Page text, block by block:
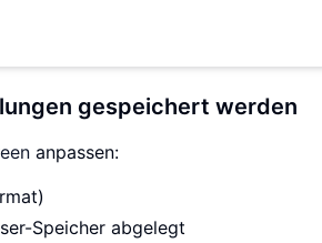
gespeichert werden
anpassen:
Speicher abgelegt